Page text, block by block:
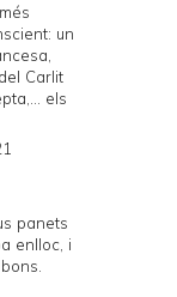
un
Carlit
els
panets
enlloc, i